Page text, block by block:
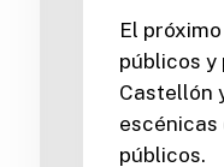
El
públicos y
Castellón
escénicas
públicos.